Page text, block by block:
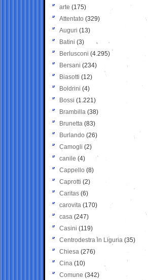
arte (175)
Attentato (329)
Auguri (13)
Batini (3)
Berlusconi (4.295)
Bersani (234)
Biasotti (12)
Boldrini (4)
Bossi (1.221)
Brambilla (38)
Brunetta (83)
Burlando (26)
Camogli (2)
canile (4)
Cappello (8)
Caprotti (2)
Caritas (6)
carovita (170)
casa (247)
Casini (119)
Centrodestra in Liguria (35)
Chiesa (276)
Cina (10)
Comune (342)